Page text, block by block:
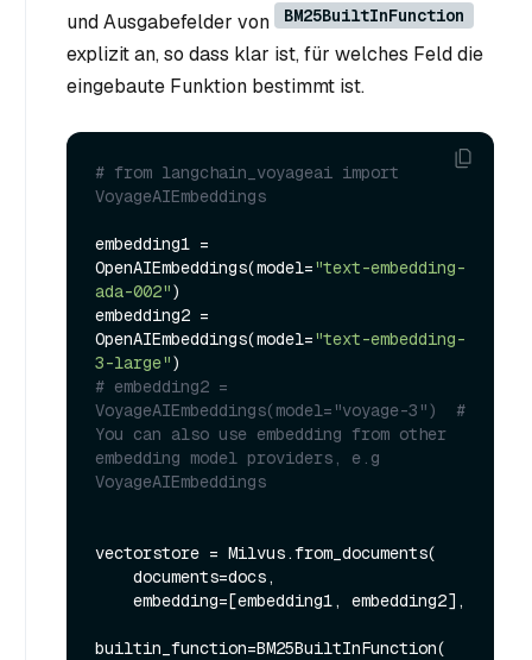
und Ausgabefelder von
BM25BuiltInFunction
explizit an, so dass klar ist, für welches Feld die
eingebaute Funktion bestimmt ist.
# from langchain_voyageai import
VoyageAIEmbeddings
embedding1 =
OpenAIEmbeddings(model="text-embedding-
ada-002")
embedding2 =
OpenAIEmbeddings(model="text-embedding-
3-large"
# embedding2 =
VoyageAIEmbeddings(model="voyage-3")  #
You can also use embedding from other
embedding model providers, e.g
VoyageAIEmbeddings
vectorstore = Milvus.from_documents(
builtin_function=BM25BuiltInFunction(